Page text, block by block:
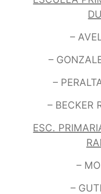
–
–
–
– BECKER
ESC.
–
–